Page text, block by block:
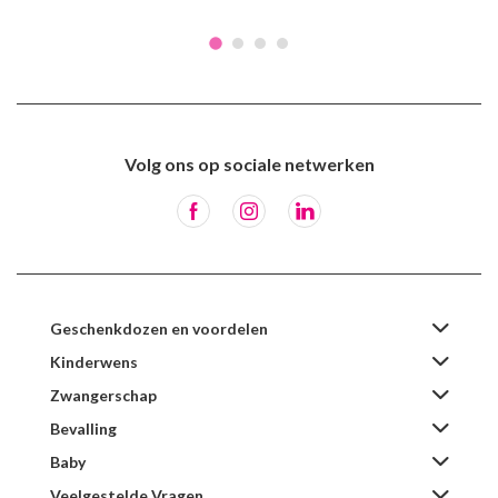
Volg ons op sociale netwerken
Geschenkdozen en voordelen
Kinderwens
Zwangerschap
Bevalling
Baby